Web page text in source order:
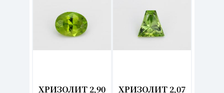
ХРИЗОЛИТ 2,90 ХРИЗОЛИТ 2,07